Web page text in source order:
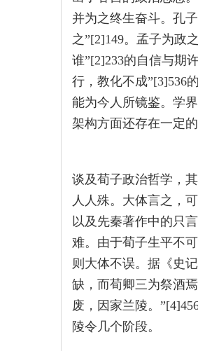
并为之终生奋斗。孔
之”[2]149。孟子为政
谁”[2]233的自信与期
行，教化不成”[3]536
能为今人所镜鉴。学
架构方面还存在一定
谈及荀子政治哲学，
人人殊。大体言之，
以及先秦著作中的只
难。由于荀子生平不
则大体不误。据《史
缺，而荀卿三为祭酒
废，因家兰陵。
陵令几个阶段。